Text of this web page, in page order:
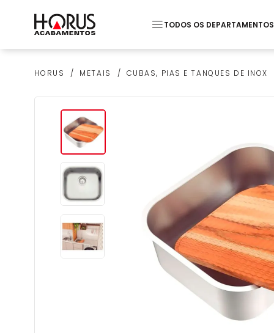
TODOS OS DEPARTAMENTOS
HORUS METAIS CUBAS, PIAS E TANQUES DE INOX